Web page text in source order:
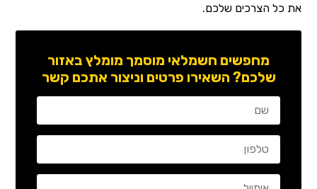
את כל הצרכים שלכם.
מחפשים חשמלאי מוסמך מומלץ באזור
שלכם? השאירו פרטים וניצור אתכם קשר